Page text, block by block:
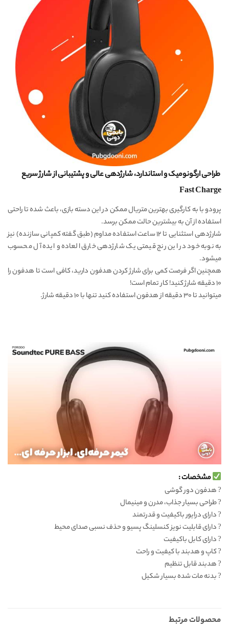
طراحی ارگونومیک و استاندارد، شارژدهی عالی و پشتیبانی از شارژ سریع
Fast Charge
پرودو با به کارگیری بهترین متریال ممکن در این دسته بازی، باعث شده تا راحتی
استفاده از آن به بیشترین حالت ممکن برسد.
شارژدهی استثنایی تا ۱۲ ساعت استفاده مداوم (طبق گفته کمپانی سازنده) نیز
به نوبه خود در این رنج قیمتی یک شارژدهی خارق العاده و ایده آل محسوب
میشود.
همچنین اگر فرصت کمی برای شارژ کردن هدفون دارید، کافی است تا هدفون را
۱۰ دقیقه شارژ کنید! کار تمام است!
میتوانید تا ۳۰ دقیقه از هدفون استفاده کنید تنها با ۱۰ دقیقه شارژ.
مشخصات :
? هدفون دور گوشی
? طراحی بسیار جذاب، مدرن و مینیمال
? دارای درایور باکیفیت و قدرتمند
? دارای قابلیت نویز کنسلینگ پسیو و حذف نسبی صدای محیط
? دارای کابل باکیفیت
? کاپ و هدبند با کیفیت و راحت
? هدبند قابل تنظیم
? بدنه مات شده بسیار شکیل
محصولات مرتبط